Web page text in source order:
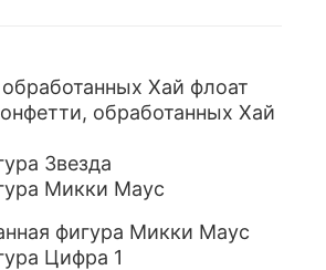
Хай флоат
обработанных Хай
Звезда
Микки Маус
фигура Микки Маус
Цифра 1